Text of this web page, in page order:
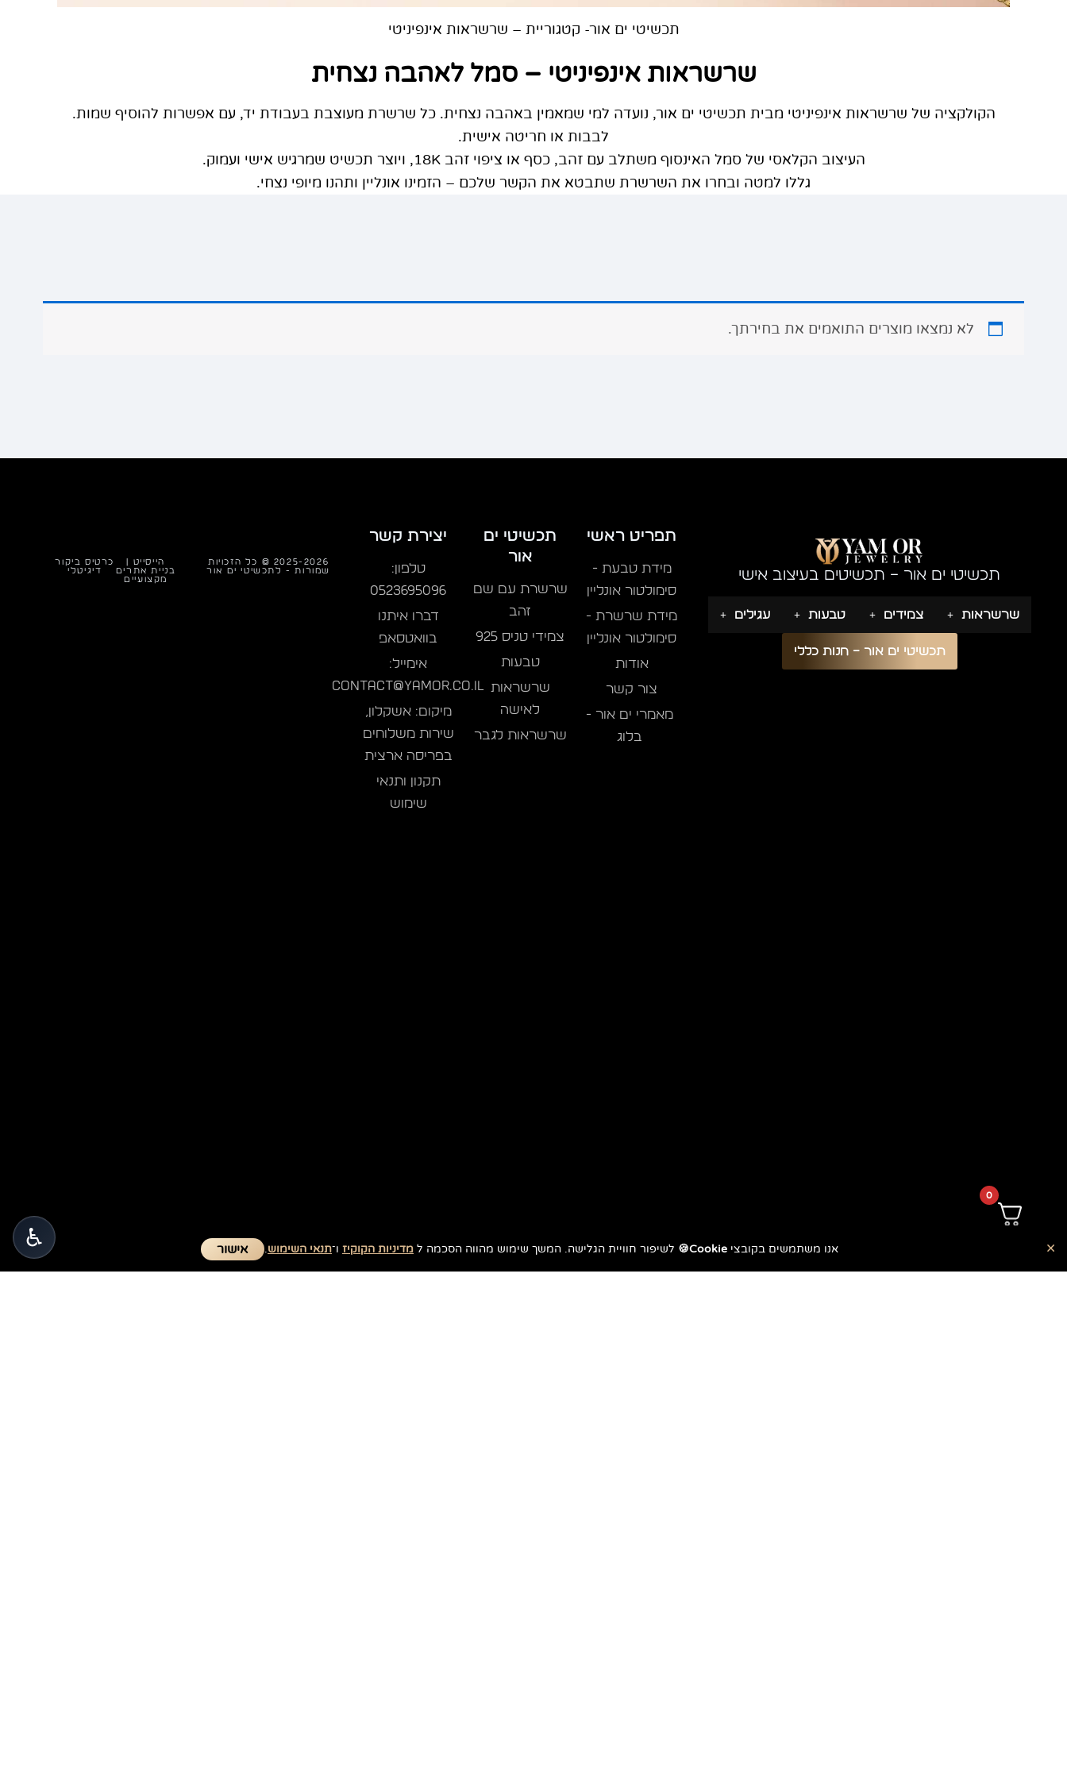
תכשיטי ים אור- קטגוריית – שרשראות אינפיניטי
שרשראות אינפיניטי – סמל לאהבה נצחית
הקולקציה של שרשראות אינפיניטי מבית תכשיטי ים אור, נועדה למי שמאמין באהבה נצחית. כל שרשרת מעוצבת בעבודת יד, עם אפשרות להוסיף שמות.
לבבות או חריטה אישית.
העיצוב הקלאסי של סמל האינסוף משתלב עם זהב, כסף או ציפוי זהב 18K, ויוצר תכשיט שמרגיש אישי ועמוק.
גללו למטה ובחרו את השרשרת שתבטא את הקשר שלכם – הזמינו אונליין ותהנו מיופי נצחי.
לא נמצאו מוצרים התואמים את בחירתך.
תכשיטי ים אור – תכשיטים בעיצוב אישי
שרשראות צמידים טבעות עגילים
תכשיטי ים אור – חנות כללי
תפריט ראשי
מידת טבעת -
סימולטור אונליין
מידת שרשרת -
סימולטור אונליין
אודות
צור קשר
מאמרי ים אור -
בלוג
תכשיטי ים
אור
שרשרת עם שם
זהב
צמידי טניס 925
טבעות
שרשראות
לאישה
שרשראות לגבר
יצירת קשר
טלפון:
0523695096
דברו איתנו
בוואטסאפ
אימייל:
contact@yamor.co.il
מיקום: אשקלון,
שירות משלוחים
בפריסה ארצית
תקנון ותנאי
שימוש
2025-2026 © כל הזכויות
שמורות - לתכשיטי ים אור
הייסייט |
בניית אתרים
מקצועיים
כרטיס ביקור
דיגיטלי
× אנו משתמשים בקובצי Cookie🍪 לשיפור חוויית הגלישה. המשך שימוש מהווה הסכמה ל מדיניות הקוקיז ו־תנאי השימוש. אישור ♿
0